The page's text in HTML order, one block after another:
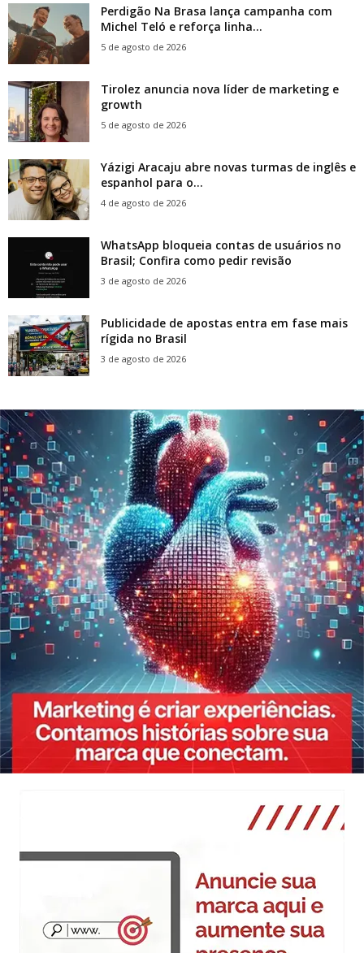
Perdigão Na Brasa lança campanha com
Michel Teló e reforça linha...
5 de agosto de 2026
Tirolez anuncia nova líder de marketing e
growth
5 de agosto de 2026
Yázigi Aracaju abre novas turmas de inglês e
espanhol para o...
4 de agosto de 2026
WhatsApp bloqueia contas de usuários no
Brasil; Confira como pedir revisão
3 de agosto de 2026
Publicidade de apostas entra em fase mais
rígida no Brasil
3 de agosto de 2026